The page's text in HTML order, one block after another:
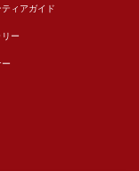
ィアガイド
ー